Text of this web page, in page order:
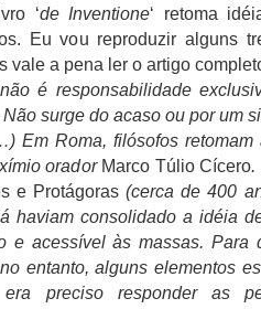
‘de Inventione‘ retoma
Eu vou reproduzir alguns
vale a pena ler o artigo
é responsabilidade
surge do acaso ou por um
Em Roma, filósofos retomam
orador Marco Túlio Cícero.
e Protágoras(cerca de 400
haviam consolidado a idéia
e acessível às massas. Para
entanto, alguns elementos
preciso responder as